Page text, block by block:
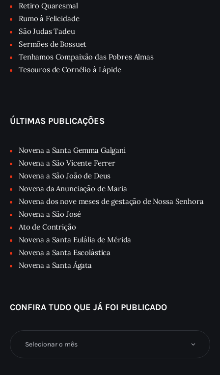
Retiro Quaresmal
Rumo à Felicidade
São Judas Tadeu
Sermões de Bossuet
Tenhamos Compaixão das Pobres Almas
Tesouros de Cornélio à Lápide
ÚLTIMAS PUBLICAÇÕES
Novena a Santa Gemma Galgani
Novena a São Vicente Ferrer
Novena a São João de Deus
Novena da Anunciação de Maria
Novena dos nove meses de gestação de Nossa Senhora
Novena a São José
Ato de Contrição
Novena a Santa Eulália de Mérida
Novena a Santa Escolástica
Novena a Santa Ágata
CONFIRA TUDO QUE JÁ FOI PUBLICADO
Confira
tudo